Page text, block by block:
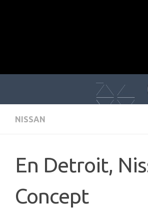
NISSAN
En Detroit,
Concept